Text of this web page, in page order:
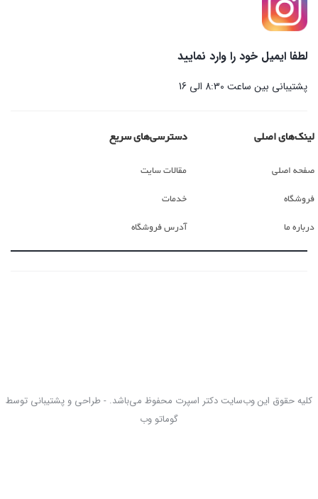
لطفا ایمیل خود را وارد نمایید
پشتیبانی بین ساعت 8:30 الی 16
لینک‌های اصلی
صفحه اصلی
فروشگاه
درباره ما
دسترسی‌های سریع
مقالات سایت
خدمات
آدرس فروشگاه
کلیه حقوق این وب‌سایت دکتر اسپرت محفوظ می‌باشد. - طراحی و پشتیبانی توسط
گوماتو وب